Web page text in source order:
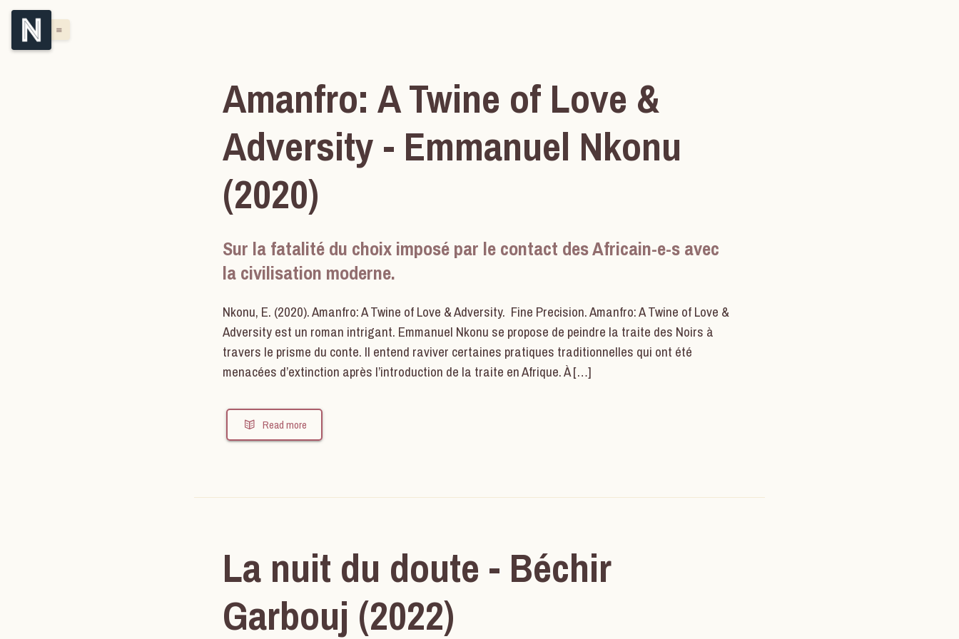
menu
Amanfro: A Twine of Love &
Adversity - Emmanuel Nkonu
(2020)
Sur la fatalité du choix imposé par le contact des Africain-e-s avec
la civilisation moderne.
Nkonu, E. (2020). Amanfro: A Twine of Love & Adversity. Fine Precision. Amanfro: A Twine of Love &
Adversity est un roman intrigant. Emmanuel Nkonu se propose de peindre la traite des Noirs à
travers le prisme du conte. Il entend raviver certaines pratiques traditionnelles qui ont été
menacées d’extinction après l’introduction de la traite en Afrique. À […]
Read more
La nuit du doute - Béchir
Garbouj (2022)